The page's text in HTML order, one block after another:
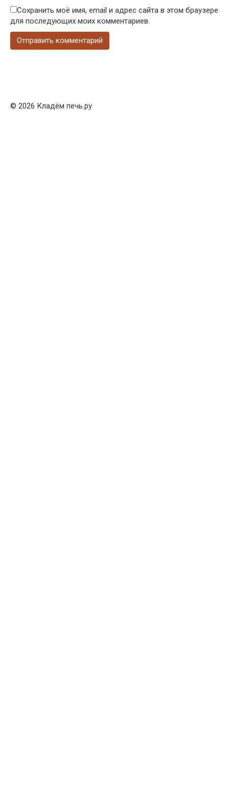
Сохранить моё имя, email и адрес сайта в этом браузере
для последующих моих комментариев.
© 2026 Кладём печь.ру